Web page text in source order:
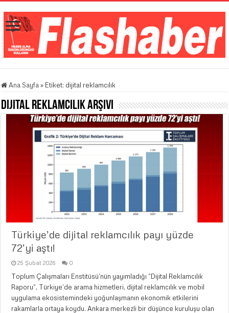
Ana Sayfa » Etiket: dijital reklamcılık
dijital reklamcılıkArşivi
Türkiye’de dijital reklamcılık payı yüzde
72’yi aştı!
25 Şubat 2026 0
Toplum Çalışmaları Enstitüsü’nün yayımladığı “Dijital Reklamcılık
Raporu”, Türkiye’de arama hizmetleri, dijital reklamcılık ve mobil
uygulama ekosistemindeki yoğunlaşmanın ekonomik etkilerini
rakamlarla ortaya koydu. Ankara merkezli bir düşünce kuruluşu olan